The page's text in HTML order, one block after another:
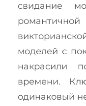
свидание
моделей с
накрасили
времени.
одинаковый